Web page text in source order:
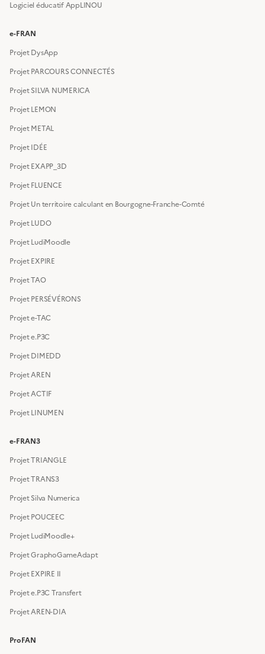
Logiciel éducatif AppLINOU
e-FRAN
Projet DysApp
Projet PARCOURS CONNECTÉS
Projet SILVA NUMERICA
Projet LEMON
Projet METAL
Projet IDÉE
Projet EXAPP_3D
Projet FLUENCE
Projet Un territoire calculant en Bourgogne-Franche-Comté
Projet LUDO
Projet LudiMoodle
Projet EXPIRE
Projet TAO
Projet PERSÉVÉRONS
Projet e-TAC
Projet e.P3C
Projet DIMEDD
Projet AREN
Projet ACTIF
Projet LINUMEN
e-FRAN3
Projet TRIANGLE
Projet TRANS3
Projet Silva Numerica
Projet POUCEEC
Projet LudiMoodle+
Projet GraphoGameAdapt
Projet EXPIRE II
Projet e.P3C Transfert
Projet AREN-DIA
ProFAN